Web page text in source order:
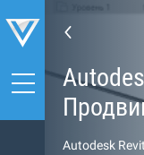
Autodesk